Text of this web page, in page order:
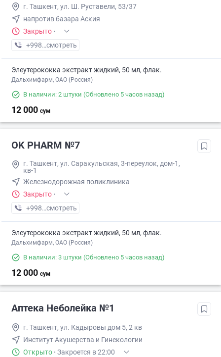
г. Ташкент, ул. Ш. Руставели, 53/37
напротив базара Аския
Закрыто ·
+998 (90) XXX-XX-XX
смотреть
Элеутерококка экстракт жидкий, 50 мл, флак.
Дальхимфарм, ОАО (Россия)
В наличии: 2 штуки (Обновлено 5 часов назад)
12 000 сум
OK PHARM №7
г. Ташкент, ул. Саракульская, 3-переулок, дом-1,
кв-1
Железнодорожная поликлиника
Закрыто ·
+998 (90) XXX-XX-XX
смотреть
Элеутерококка экстракт жидкий, 50 мл, флак.
Дальхимфарм, ОАО (Россия)
В наличии: 3 штуки (Обновлено 5 часов назад)
12 000 сум
Аптека Неболейка №1
г. Ташкент, ул. Кадыровы дом 5, 2 кв
Институт Акушерства и Гинекологии
Открыто · Закроется в 22:00